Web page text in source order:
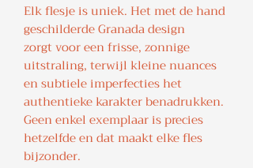
Elk flesje is uniek. Het met de hand
geschilderde Granada design
zorgt voor een frisse, zonnige
uitstraling, terwijl kleine nuances
en subtiele imperfecties het
authentieke karakter benadrukken.
Geen enkel exemplaar is precies
hetzelfde en dat maakt elke fles
bijzonder.